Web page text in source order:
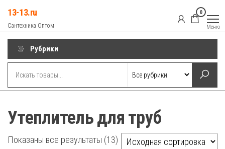
содержимому
13-13.ru
Сантехника Оптом
0
Меню
Рубрики
Утеплитель для труб
Показаны все результаты (13)